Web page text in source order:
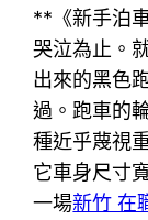
**《新手泊
哭泣為止。
出來的黑色
過。跑車的
種近乎蔑視
它車身尺寸
一場新竹 在